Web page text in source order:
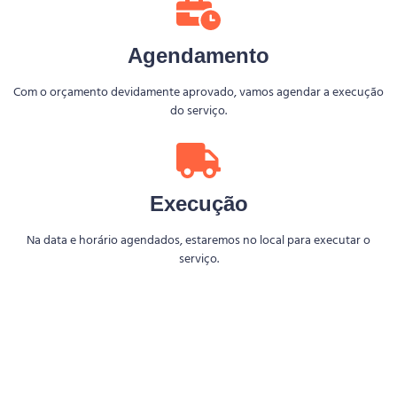
Agendamento
Com o orçamento devidamente aprovado, vamos agendar a execução
do serviço.
Execução
Na data e horário agendados, estaremos no local para executar o
serviço.